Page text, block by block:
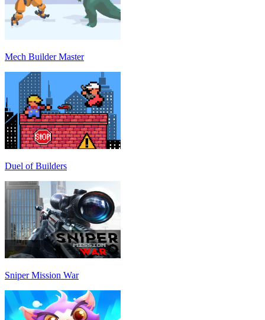
Mech Builder Master
Duel of Builders
Sniper Mission War